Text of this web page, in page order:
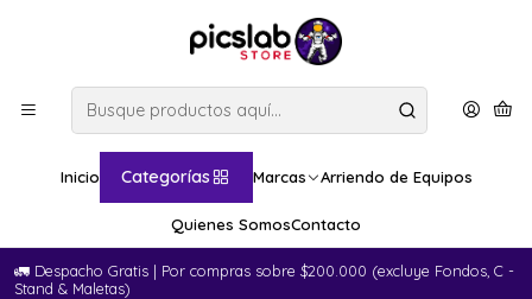
Inicio Categorías Marcas Arriendo de Equipos
Quienes SomosContacto
🚛​ Despacho Gratis | Por compras sobre $200.000 (excluye Fondos, C -
Stand & Maletas)